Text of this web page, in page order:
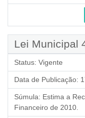
Lei Municipal
Status: Vigente
Data de Publicação:
Súmula: Estima a
Financeiro de 2010.